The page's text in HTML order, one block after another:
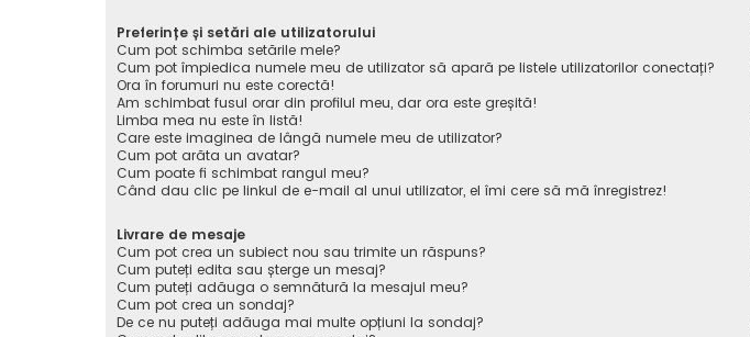
Preferințe și setări ale utilizatorului
Cum pot schimba setările mele?
Cum pot împiedica numele meu de utilizator să apară pe listele utilizatorilor conectați?
Ora în forumuri nu este corectă!
Am schimbat fusul orar din profilul meu, dar ora este greșită!
Limba mea nu este în listă!
Care este imaginea de lângă numele meu de utilizator?
Cum pot arăta un avatar?
Cum poate fi schimbat rangul meu?
Când dau clic pe linkul de e-mail al unui utilizator, el îmi cere să mă înregistrez!
Livrare de mesaje
Cum pot crea un subiect nou sau trimite un răspuns?
Cum puteți edita sau șterge un mesaj?
Cum puteți adăuga o semnătură la mesajul meu?
Cum pot crea un sondaj?
De ce nu puteți adăuga mai multe opțiuni la sondaj?